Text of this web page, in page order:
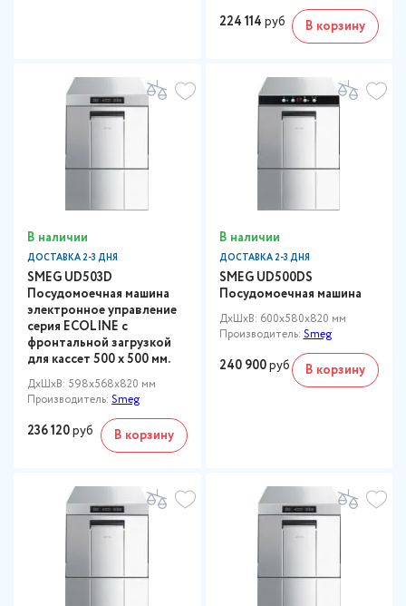
224 114 руб В корзину
В наличии
ДОСТАВКА 2-3 ДНЯ
SMEG UD503D
Посудомоечная машина
электронное управление
серия ECOLINE с
фронтальной загрузкой
для кассет 500 х 500 мм.
ДxШxВ: 598x568x820 мм
Производитель: Smeg
236 120руб В корзину
В наличии
ДОСТАВКА 2-3 ДНЯ
SMEG UD500DS
Посудомоечная машина
ДxШxВ: 600x580x820 мм
Производитель: Smeg
240 900руб В корзину